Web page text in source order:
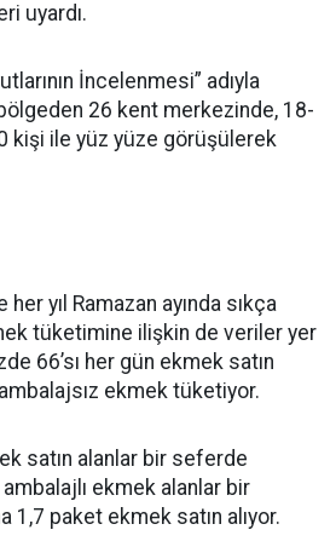
uyardı.
İncelenmesi” adıyla
26 kent merkezinde, 18-
kişi ile yüz yüze görüşülerek
yıl Ramazan ayında sıkça
tüketimine ilişkin de veriler yer
66’sı her gün ekmek satın
ekmek tüketiyor.
satın alanlar bir seferde
ekmek alanlar bir
1,7 paket ekmek satın alıyor.